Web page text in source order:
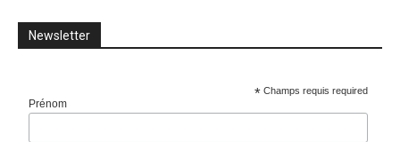
Newsletter
* Champs requis required
Prénom